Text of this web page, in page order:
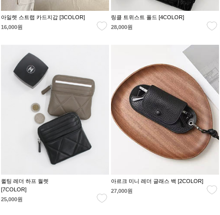
아일렛 스트랩 카드지갑 [3COLOR]
16,000원
링클 트위스트 폴드 [4COLOR]
28,000원
퀼팅 레더 하프 월렛
[7COLOR]
25,000원
아르크 미니 레더 글래스 백 [2COLOR]
27,000원